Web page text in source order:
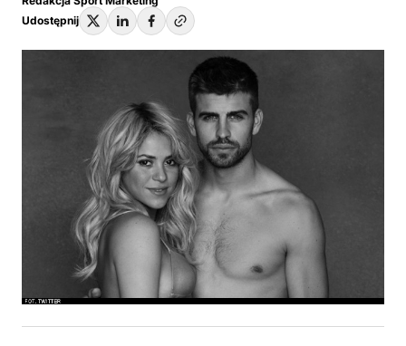
Udostępnij